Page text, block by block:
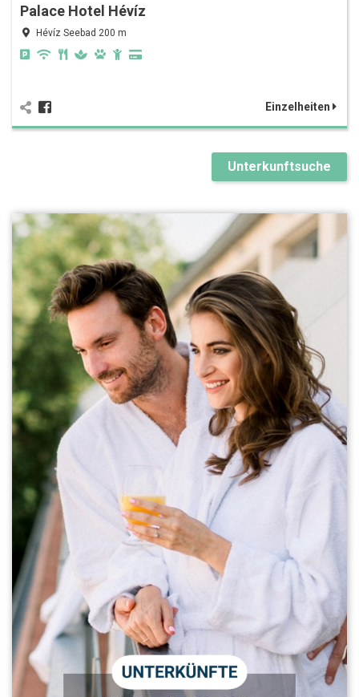
Palace Hotel Hévíz
Hévíz Seebad 200 m
Einzelheiten
Unterkunftsuche